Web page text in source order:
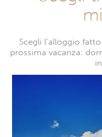
Scegli l’alloggio
prossima vacanza: